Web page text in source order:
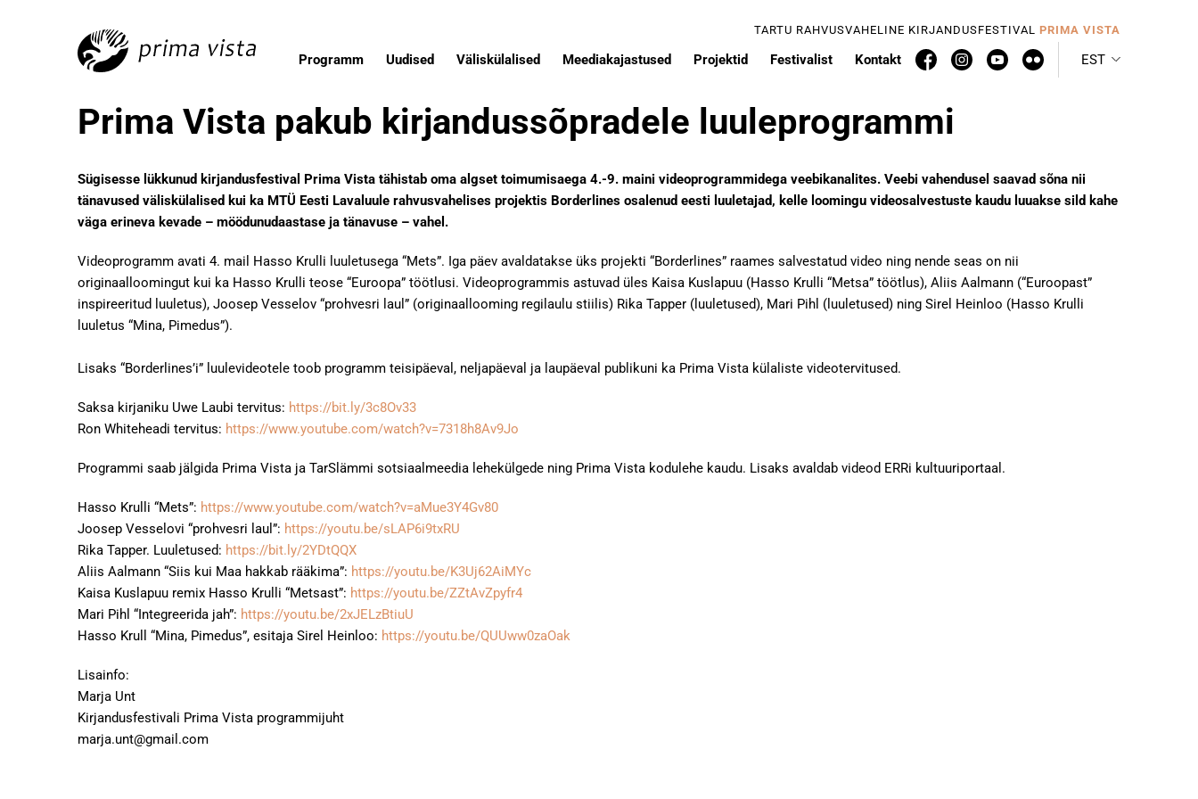
TARTU RAHVUSVAHELINE KIRJANDUSFESTIVAL PRIMA VISTA
Programm Uudised Väliskülalised Meediakajastused Projektid Festivalist Kontakt EST
Prima Vista pakub kirjandussõpradele luuleprogrammi
Sügisesse lükkunud kirjandusfestival Prima Vista tähistab oma algset toimumisaega 4.-9. maini videoprogrammidega veebikanalites. Veebi vahendusel saavad sõna nii
tänavused väliskülalised kui ka MTÜ Eesti Lavaluule rahvusvahelises projektis Borderlines osalenud eesti luuletajad, kelle loomingu videosalvestuste kaudu luuakse sild kahe
väga erineva kevade – möödunudaastase ja tänavuse – vahel.
Videoprogramm avati 4. mail Hasso Krulli luuletusega “Mets”. Iga päev avaldatakse üks projekti “Borderlines” raames salvestatud video ning nende seas on nii
originaalloomingut kui ka Hasso Krulli teose “Euroopa” töötlusi. Videoprogrammis astuvad üles Kaisa Kuslapuu (Hasso Krulli “Metsa” töötlus), Aliis Aalmann (“Euroopast”
inspireeritud luuletus), Joosep Vesselov “prohvesri laul” (originaallooming regilaulu stiilis) Rika Tapper (luuletused), Mari Pihl (luuletused) ning Sirel Heinloo (Hasso Krulli
luuletus “Mina, Pimedus”).
Lisaks “Borderlines’i” luulevideotele toob programm teisipäeval, neljapäeval ja laupäeval publikuni ka Prima Vista külaliste videotervitused.
Saksa kirjaniku Uwe Laubi tervitus: https://bit.ly/3c8Ov33
Ron Whiteheadi tervitus: https://www.youtube.com/watch?v=7318h8Av9Jo
Programmi saab jälgida Prima Vista ja TarSlämmi sotsiaalmeedia lehekülgede ning Prima Vista kodulehe kaudu. Lisaks avaldab videod ERRi kultuuriportaal.
Hasso Krulli “Mets”: https://www.youtube.com/watch?v=aMue3Y4Gv80
Joosep Vesselovi “prohvesri laul”: https://youtu.be/sLAP6i9txRU
Rika Tapper. Luuletused: https://bit.ly/2YDtQQX
Aliis Aalmann “Siis kui Maa hakkab rääkima”: https://youtu.be/K3Uj62AiMYc
Kaisa Kuslapuu remix Hasso Krulli “Metsast”: https://youtu.be/ZZtAvZpyfr4
Mari Pihl “Integreerida jah”: https://youtu.be/2xJELzBtiuU
Hasso Krull “Mina, Pimedus”, esitaja Sirel Heinloo: https://youtu.be/QUUww0zaOak
Lisainfo:
Marja Unt
Kirjandusfestivali Prima Vista programmijuht
marja.unt@gmail.com